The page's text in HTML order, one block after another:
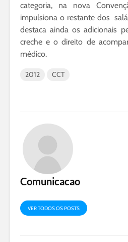
categoria, na nova
impulsiona o restante dos
destaca ainda os adicionais
creche e o direito de
médico.
2012 CCT
Comunicacao
VER TODOS OS POSTS